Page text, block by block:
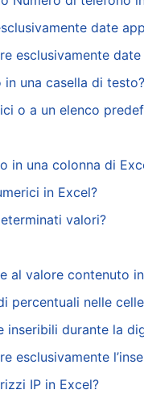
date
esclusivamente
una casella di testo?
o a un elenco
in una colonna di
in Excel?
valori?
al valore contenuto
percentuali nelle
durante la
IP in Excel?